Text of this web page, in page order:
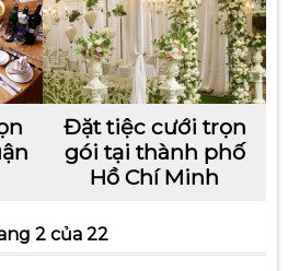
Đặt tiệc cưới trọn
gói tại thành phố
Hồ Chí Minh
2 của 22